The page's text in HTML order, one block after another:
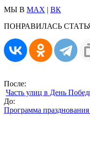
МЫ В MAX | ВК
ПОНРАВИЛАСЬ
После:
Часть улиц в День
До:
Программа